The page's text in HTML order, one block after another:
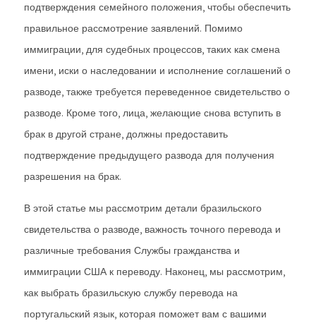
подтверждения семейного положения, чтобы обеспечить
правильное рассмотрение заявлений. Помимо
иммиграции, для судебных процессов, таких как смена
имени, иски о наследовании и исполнение соглашений о
разводе, также требуется переведенное свидетельство о
разводе. Кроме того, лица, желающие снова вступить в
брак в другой стране, должны предоставить
подтверждение предыдущего развода для получения
разрешения на брак.
В этой статье мы рассмотрим детали бразильского
свидетельства о разводе, важность точного перевода и
различные требования Службы гражданства и
иммиграции США к переводу. Наконец, мы рассмотрим,
как выбрать бразильскую службу перевода на
португальский язык, которая поможет вам с вашими